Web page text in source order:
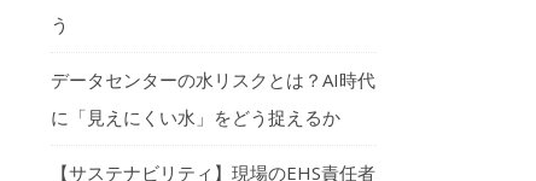
う
データセンターの水リスクとは？AI時代
に「見えにくい水」をどう捉えるか
【サステナビリティ】現場のEHS責任者